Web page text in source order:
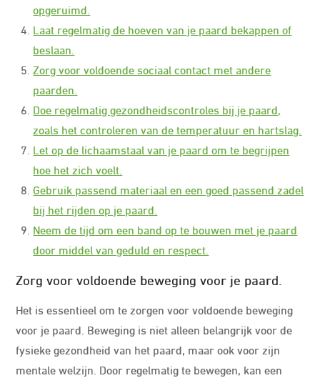
opgeruimd.
Laat regelmatig de hoeven van je paard bekappen of
beslaan.
Zorg voor voldoende sociaal contact met andere
paarden.
Doe regelmatig gezondheidscontroles bij je paard,
zoals het controleren van de temperatuur en hartslag.
Let op de lichaamstaal van je paard om te begrijpen
hoe het zich voelt.
Gebruik passend materiaal en een goed passend zadel
bij het rijden op je paard.
Neem de tijd om een band op te bouwen met je paard
door middel van geduld en respect.
Zorg voor voldoende beweging voor je paard.
Het is essentieel om te zorgen voor voldoende beweging
voor je paard. Beweging is niet alleen belangrijk voor de
fysieke gezondheid van het paard, maar ook voor zijn
mentale welzijn. Door regelmatig te bewegen, kan een